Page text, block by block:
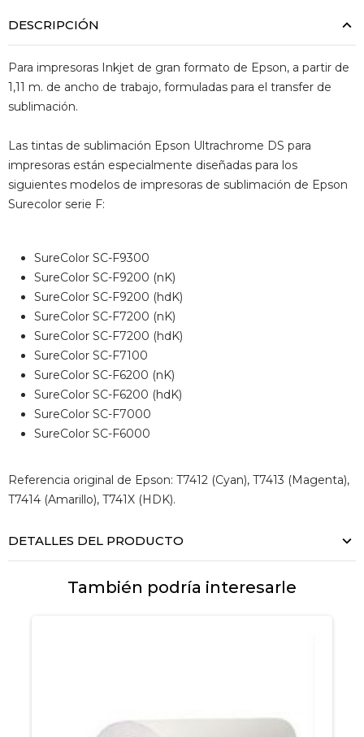
DESCRIPCIÓN
Para impresoras Inkjet de gran formato de Epson, a partir de
1,11 m. de ancho de trabajo, formuladas para el transfer de
sublimación.
Las tintas de sublimación Epson Ultrachrome DS para
impresoras están especialmente diseñadas para los
siguientes modelos de impresoras de sublimación de Epson
Surecolor serie F:
SureColor SC-F9300
SureColor SC-F9200 (nK)
SureColor SC-F9200 (hdK)
SureColor SC-F7200 (nK)
SureColor SC-F7200 (hdK)
SureColor SC-F7100
SureColor SC-F6200 (nK)
SureColor SC-F6200 (hdK)
SureColor SC-F7000
SureColor SC-F6000
Referencia original de Epson: T7412 (Cyan), T7413 (Magenta),
T7414 (Amarillo), T741X (HDK).
DETALLES DEL PRODUCTO
También podría interesarle